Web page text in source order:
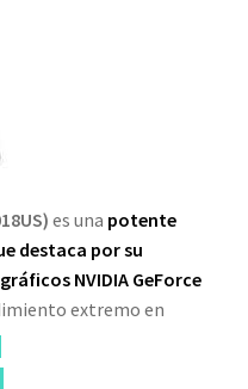
es una potente
destaca por su
NVIDIA GeForce
extremo en